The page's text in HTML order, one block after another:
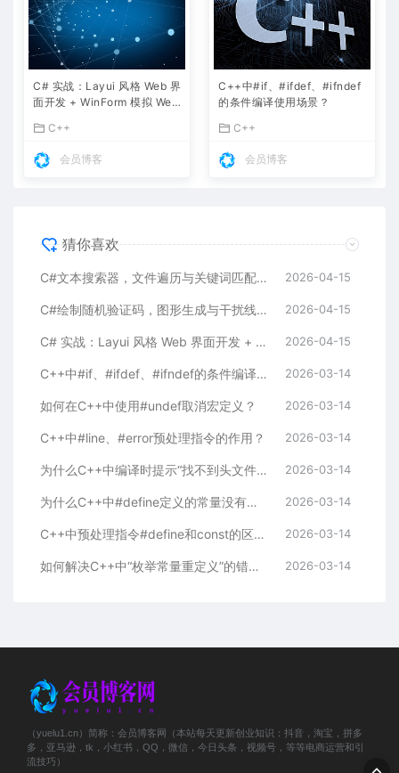
C# 实战：Layui 风格 Web 界
面开发 + WinForm 模拟 Web
C++
会员博客
C++中#if、#ifdef、#ifndef
的条件编译使用场景？
C++
会员博客
猜你喜欢
C#文本搜索器，文件遍历与关键词匹配，快速查找本地文件内容 2026-04-15
C#绘制随机验证码，图形生成与干扰线添加，防止机器人注册 2026-04-15
C# 实战：Layui 风格 Web 界面开发 + WinForm 模拟 Web UI 完整实例 2026-04-15
C++中#if、#ifdef、#ifndef的条件编译使用场景？ 2026-03-14
如何在C++中使用#undef取消宏定义？ 2026-03-14
C++中#line、#error预处理指令的作用？ 2026-03-14
为什么C++中编译时提示“找不到头文件”？ 2026-03-14
为什么C++中#define定义的常量没有类型检查？ 2026-03-14
C++中预处理指令#define和const的区别？ 2026-03-14
如何解决C++中“枚举常量重定义”的错误？ 2026-03-14
（yuelu1.cn）简称：会员博客网（本站每天更新创业知识：抖音，淘宝，拼多
多，亚马逊，tk，小红书，QQ，微信，今日头条，视频号，等等电商运营和引
流技巧）